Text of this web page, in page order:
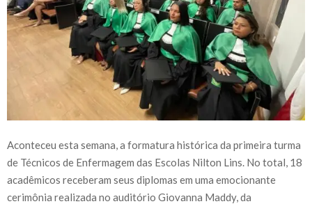
Aconteceu esta semana, a formatura histórica da primeira turma
de Técnicos de Enfermagem das Escolas Nilton Lins. No total, 18
acadêmicos receberam seus diplomas em uma emocionante
cerimônia realizada no auditório Giovanna Maddy, da